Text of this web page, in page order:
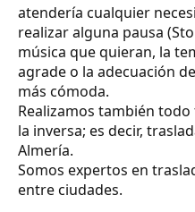
atendería cualquier
realizar alguna pausa
música que quieran, la
agrade o la adecuación
más cómoda.
Realizamos también
la inversa; es decir,
Almería.
Somos expertos en
entre ciudades.